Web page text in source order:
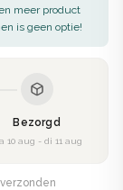
meer product
is geen optie!
Bezorgd
10 aug - di 11 aug